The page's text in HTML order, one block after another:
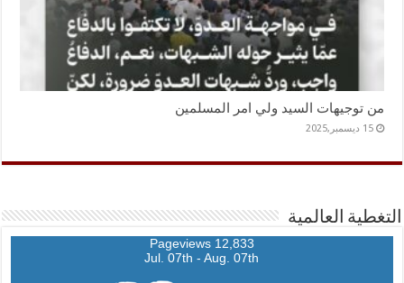
من توجيهات السيد ولي امر المسلمين
15 ديسمبر,2025
التغطية العالمية
12,833 Pageviews
Jul. 07th - Aug. 07th